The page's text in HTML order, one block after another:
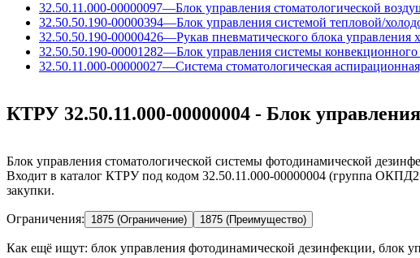
32.50.11.000-00000097—Блок управления стоматологической
32.50.50.190-00000394—Блок управления системой тепловой/
32.50.50.190-00000426—Рукав пневматического блока управления
32.50.50.190-00001282—Блок управления системы
32.50.11.000-00000027—Система стоматологическая
КТРУ 32.50.11.000-00000004 - Блок
Блок управления стоматологической системы фотодинамической
Входит в каталог КТРУ под кодом 32.50.11.000-00000004 (группа
закупки.
Ограничения: 1875 (Ограничение) 1875 (Преимущество)
Как ещё ищут: блок управления фотодинамической дезинфекции, блок